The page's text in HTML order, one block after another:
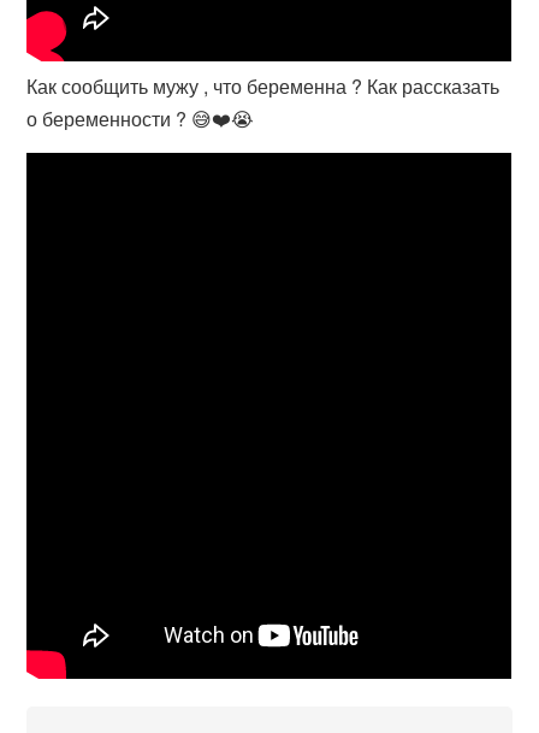
Как сообщить мужу , что беременна ? Как рассказать
о беременности ? 😅❤️😭